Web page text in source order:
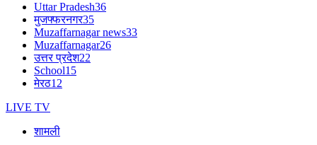
Uttar Pradesh36
मुजफ्फरनगर35
Muzaffarnagar news33
Muzaffarnagar26
उत्तर प्रदेश22
School15
मेरठ12
LIVE TV
शामली